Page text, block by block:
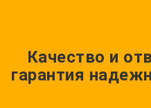
Качество и
гарантия